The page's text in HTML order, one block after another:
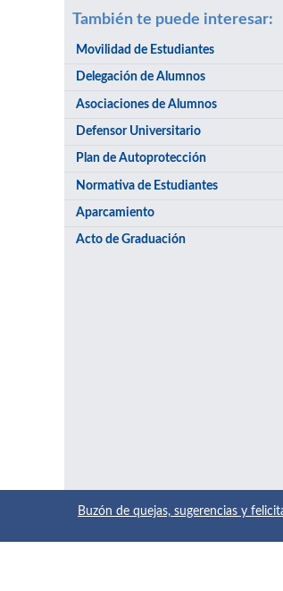
También te puede interesar:
Movilidad de Estudiantes
Delegación de Alumnos
Asociaciones de Alumnos
Defensor Universitario
Plan de Autoprotección
Normativa de Estudiantes
Aparcamiento
Acto de Graduación
Buzón de quejas, sugerencias y